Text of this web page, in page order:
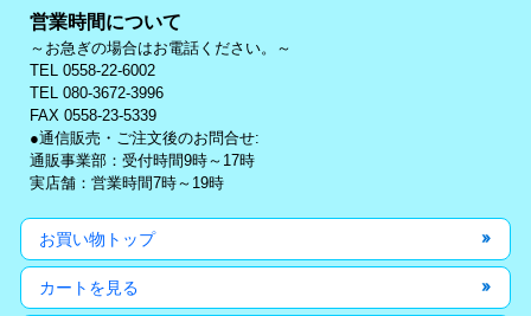
営業時間について
～お急ぎの場合はお電話ください。～
TEL 0558-22-6002
TEL 080-3672-3996
FAX 0558-23-5339
●通信販売・ご注文後のお問合せ:
通販事業部：受付時間9時～17時
実店舗：営業時間7時～19時
お買い物トップ
カートを見る